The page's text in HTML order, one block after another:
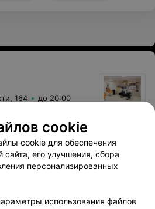
164 до 20:00
подобрать себе стрижку,
сделала то, что нужно.
спасибо тебе огромное!
79
cookie
cookie для обеспечения
сайта, его улучшения, сбора
персонализированных
использования файлов